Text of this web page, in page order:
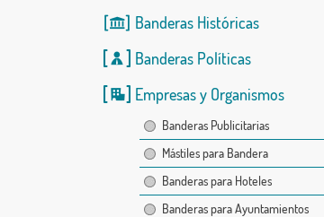
Banderas Históricas
Banderas Políticas
Empresas y Organismos
Banderas Publicitarias
Mástiles para Bandera
Banderas para Hoteles
Banderas para Ayuntamientos